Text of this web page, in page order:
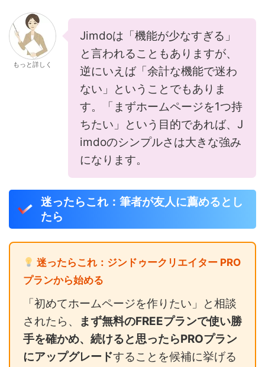
もっと詳しく
Jimdoは「機能が少なすぎる」
と言われることもありますが、
逆にいえば「余計な機能で迷わ
ない」ということでもありま
す。「まずホームページを1つ持
ちたい」という目的であれば、J
imdoのシンプルさは大きな強み
になります。
迷ったらこれ：筆者が友人に薦めるとし
たら
迷ったらこれ：ジンドゥークリエイター PRO
プランから始める
「初めてホームページを作りたい」と相談
されたら、
まず無料のFREEプランで使い勝
手を確かめ、続けると思ったらPROプラン
にアップグレードすることを候補に挙げる